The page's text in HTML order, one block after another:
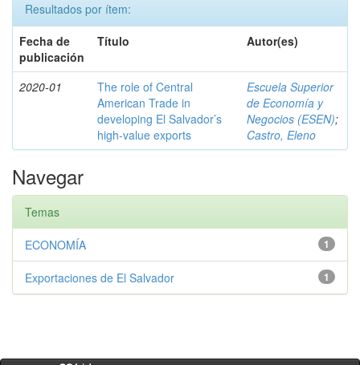
Resultados por ítem:
Fecha de
publicación
Título Autor(es)
2020-01
The role of Central
American Trade in
developing El Salvador’s
high-value exports
Escuela Superior
de Economía y
Negocios (ESEN);
Castro, Eleno
Navegar
Temas
1
ECONOMÍA
1
Exportaciones de El Salvador